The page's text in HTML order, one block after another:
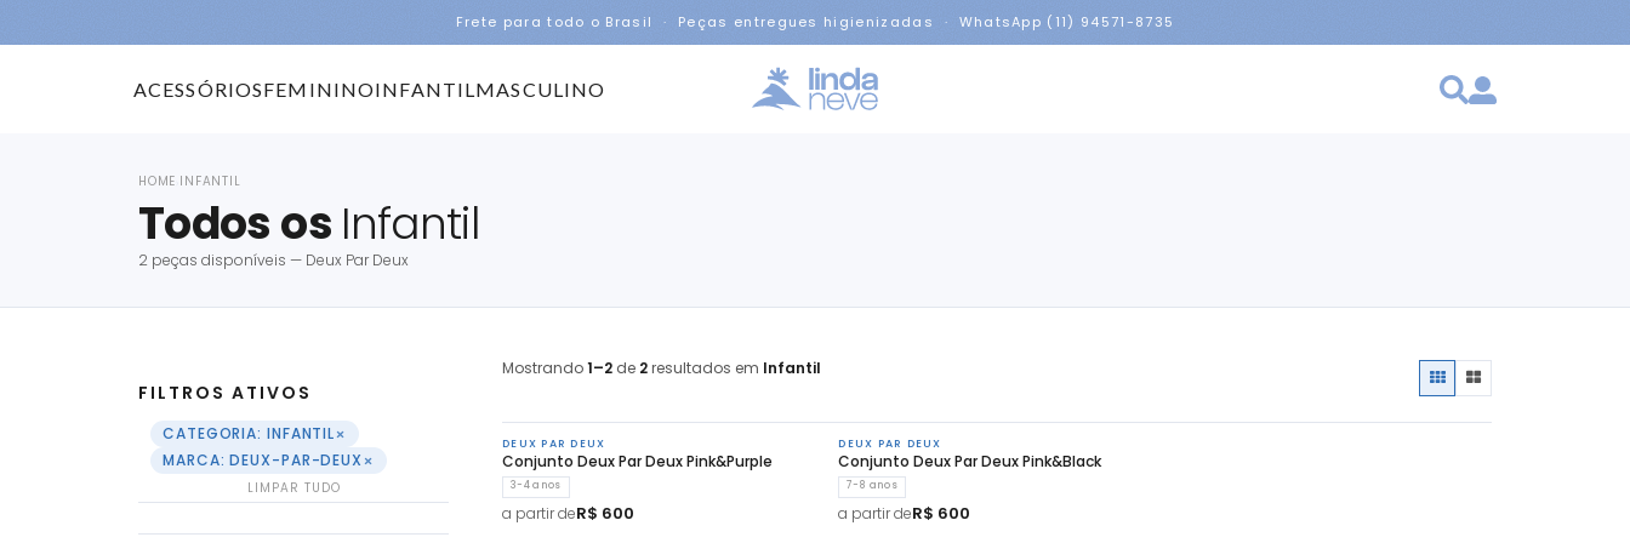
Frete para todo o Brasil · Peças entregues higienizadas · WhatsApp (11) 94571-8735
ACESSÓRIOSFEMININOINFANTILMASCULINO
HOME INFANTIL
Todos os Infantil
2 peças disponíveis — Deux Par Deux
FILTROS ATIVOS
CATEGORIA: INFANTIL×
MARCA: DEUX-PAR-DEUX×
LIMPAR TUDO
Mostrando1–2 de 2resultados em Infantil
DEUX PAR DEUX
Conjunto Deux Par Deux Pink&Purple
3-4 anos
a partir deR$ 600
DEUX PAR DEUX
Conjunto Deux Par Deux Pink&Black
7-8 anos
a partir deR$ 600